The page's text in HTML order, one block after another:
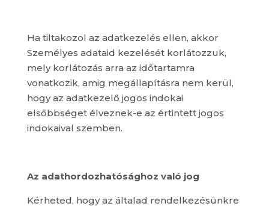
Ha tiltakozol az adatkezelés ellen, akkor
Személyes adataid kezelését korlátozzuk,
mely korlátozás arra az időtartamra
vonatkozik, amig megállapításra nem kerül,
hogy az adatkezelő jogos indokai
elsőbbséget élveznek-e az értintett jogos
indokaival szemben.
Az adathordozhatósághoz való jog
Kérheted, hogy az általad rendelkezésünkre